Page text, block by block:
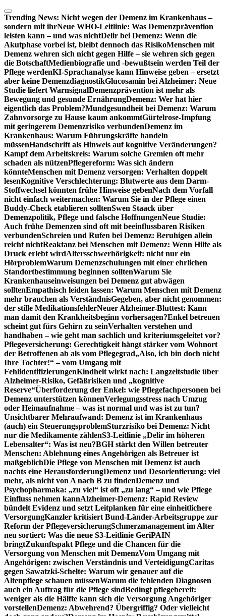
Zum
Inhalt
springen
Trending News: Nicht wegen der Demenz im Krankenhaus –
sondern mit ihrNeue WHO-Leitlinie: Was Demenzprävention
leisten kann – und was nichtDelir bei Demenz: Wenn die
Akutphase vorbei ist, bleibt dennoch das RisikoMenschen mit
Demenz wehren sich nicht gegen Hilfe – sie wehren sich gegen
die BotschaftMedienbiografie und -bewußtsein werden Teil der
Pflege werdenKI-Sprachanalyse kann Hinweise geben – ersetzt
aber keine DemenzdiagnostikGlucosamin bei Alzheimer: Neue
Studie liefert WarnsignalDemenzprävention ist mehr als
Bewegung und gesunde ErnährungDemenz: Wer hat hier
eigentlich das Problem?Mundgesundheit bei Demenz: Warum
Zahnvorsorge zu Hause kaum ankommtGürtelrose-Impfung
mit geringerem Demenzrisiko verbundenDemenz im
Krankenhaus: Warum Führungskräfte handeln
müssenHandschrift als Hinweis auf kognitive Veränderungen?
Kampf dem Arbeitskreis: Warum solche Gremien oft mehr
schaden als nützenPflegereform: Was sich ändern
könnteMenschen mit Demenz versorgen: Verhalten doppelt
lesenKognitive Verschlechterung: Blutwerte aus dem Darm-
Stoffwechsel könnten frühe Hinweise gebenNach dem Vorfall
nicht einfach weitermachen: Warum Sie in der Pflege einen
Buddy-Check etablieren solltenSwen Staack über
Demenzpolitik, Pflege und falsche HoffnungenNeue Studie:
Auch frühe Demenzen sind oft mit beeinflussbaren Risiken
verbundenSchreien und Rufen bei Demenz: Beruhigen allein
reicht nichtReaktanz bei Menschen mit Demenz: Wenn Hilfe als
Druck erlebt wirdAltersschwerhörigkeit: nicht nur ein
HörproblemWarum Demenzschulungen mit einer ehrlichen
Standortbestimmung beginnen solltenWarum Sie
Krankenhauseinweisungen bei Demenz gut abwägen
solltenEmpathisch leiden lassen: Warum Menschen mit Demenz
mehr brauchen als VerständnisGegeben, aber nicht genommen:
der stille MedikationsfehlerNeuer Alzheimer-Bluttest: Kann
man damit den Krankheitsbeginn vorhersagen?Enkel betreuen
scheint gut fürs Gehirn zu seinVerhalten verstehen und
handhaben – wie geht man sachlich und kriteriumsgeleitet vor?
Pflegeversicherung: Gerechtigkeit hängt stärker vom Wohnort
der Betroffenen ab als vom Pflegegrad„Also, ich bin doch nicht
Ihre Tochter!“ – vom Umgang mit
FehlidentifizierungenKindheit wirkt nach: Langzeitstudie über
Alzheimer-Risiko, Gefäßrisiken und „kognitive
Reserve“Überforderung der Enkel: wie Pflegefachpersonen bei
Demenz unterstützen könnenVerlegungsstress nach Umzug
oder Heimaufnahme – was ist normal und was ist zu tun?
Unsichtbarer Mehraufwand: Demenz ist im Krankenhaus
(auch) ein SteuerungsproblemSturzrisiko bei Demenz: Nicht
nur die Medikamente zählenS3-Leitlinie „Delir im höheren
Lebensalter“: Was ist neu?BGH stärkt den Willen betreuter
Menschen: Ablehnung eines Angehörigen als Betreuer ist
maßgeblichDie Pflege von Menschen mit Demenz ist auch
nachts eine HerausforderungDemenz und Desorientierung: viel
mehr, als nicht von A nach B zu findenDemenz und
Psychopharmaka: „zu viel“ ist oft „zu lang“ – und wie Pflege
Einfluss nehmen kannAlzheimer-Demenz: Rapid Review
bündelt Evidenz und setzt Leitplanken für eine einheitlichere
VersorgungKanzler kritisiert Bund-Länder-Arbeitsgruppe zur
Reform der PflegeversicherungSchmerzmanagement im Alter
neu sortiert: Was die neue S3-Leitlinie GeriPAIN
bringtZukunftspakt Pflege und die Chancen für die
Versorgung von Menschen mit DemenzVom Umgang mit
Angehörigen: zwischen Verständnis und VerteidigungCaritas
gegen Sawatzki-Schelte: Warum wir genauer auf die
Altenpflege schauen müssenWarum die fehlenden Diagnosen
auch ein Auftrag für die Pflege sindBedingt pflegebereit:
weniger als die Hälfte kann sich die Versorgung Angehöriger
vorstellenDemenz: Abwehrend? Übergriffig? Oder vielleicht